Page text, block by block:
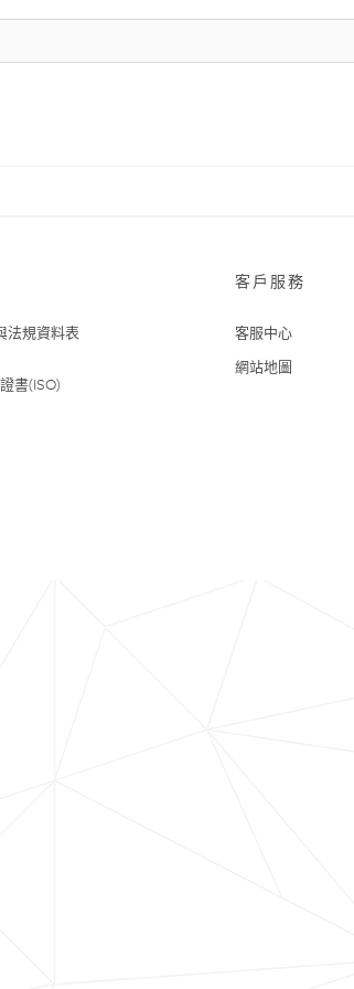
法規資料表
書(ISO)
客戶服務
客服中心
網站地圖